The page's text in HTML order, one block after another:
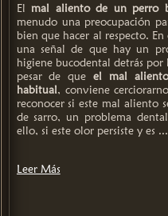
El mal aliento de un perro
menudo una preocupación
bien que hacer al respecto.
una señal de que hay un
higiene bucodental detrás
pesar de que el mal
habitual, conviene
reconocer si este mal aliento
de sarro, un problema
ello, si este olor persiste y es ...
Leer Más